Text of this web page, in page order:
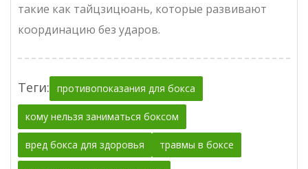
такие как тайцзицюань, которые развивают
координацию без ударов.
Теги: противопоказания для бокса
кому нельзя заниматься боксом
вред бокса для здоровья травмы в боксе